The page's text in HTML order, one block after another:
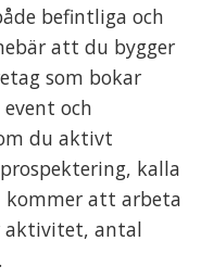
befintliga och
att du bygger
som bokar
och
du aktivt
kalla
kommer att arbeta
aktivitet, antal